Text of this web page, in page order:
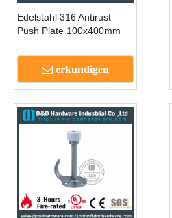
Edelstahl 316 Antirust
Push Plate 100x400mm
DDSP012
erkundigen